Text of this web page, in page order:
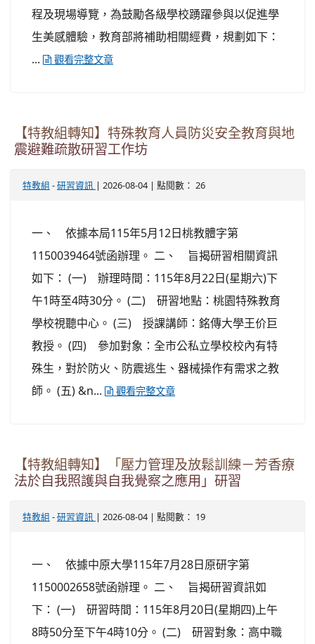
程及現場導覽，為鼓勵各級學校踴躍參與以促進學
生美感體驗，教育部將補助相關經費，規劃如下：
...
觀看完整文章
【特教組轉知】特殊教育人員防災安全教育與地
震避難疏散研習工作坊
特教組 - 研習資訊 | 2026-08-04 | 點閱數： 26
一、 依據本局115年5月12日桃教體字第
1150039464號函辦理。 二、 旨揭研習相關資訊
如下： (一) 辦理時間：115年8月22日(星期六)下
午1時至4時30分。 (二) 研習地點：桃園特殊教育
學校視聽中心。 (三) 授課講師：銘傳大學王价巨
教授。 (四) 參加對象：全市公私立學校校內有特
殊生，對於防火、防震逃生、器械操作有需求之教
師。 (五) &n...
觀看完整文章
【特教組轉知】「壓力管理及放鬆訓練－芳香療
法於自我照護與自我覺察之應用」研習
特教組 - 研習資訊 | 2026-08-04 | 點閱數： 19
一、 依據中原大學115年7月28日原研字第
1150002658號函辦理。 二、 旨揭研習資訊如
下： (一) 研習時間：115年8月20日(星期四)上午
8時50分至下午4時10分。 (二) 研習對象：高中職